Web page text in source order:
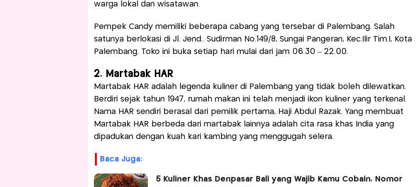
warga lokal dan wisatawan.
Pempek Candy memiliki beberapa cabang yang tersebar di Palembang. Salah
satunya berlokasi di Jl. Jend.. Sudirman No.149/8, Sungai Pangeran, Kec.Ilir Tim.I, Kota
Palembang. Toko ini buka setiap hari mulai dari jam 06.30 – 22.00.
2. Martabak HAR
Martabak HAR adalah legenda kuliner di Palembang yang tidak boleh dilewatkan.
Berdiri sejak tahun 1947, rumah makan ini telah menjadi ikon kuliner yang terkenal.
Nama HAR sendiri berasal dari pemilik pertama, Haji Abdul Razak. Yang membuat
Martabak HAR berbeda dari martabak lainnya adalah cita rasa khas India yang
dipadukan dengan kuah kari kambing yang menggugah selera.
Baca Juga:
5 Kuliner Khas Denpasar Bali yang Wajib Kamu Cobain, Nomor